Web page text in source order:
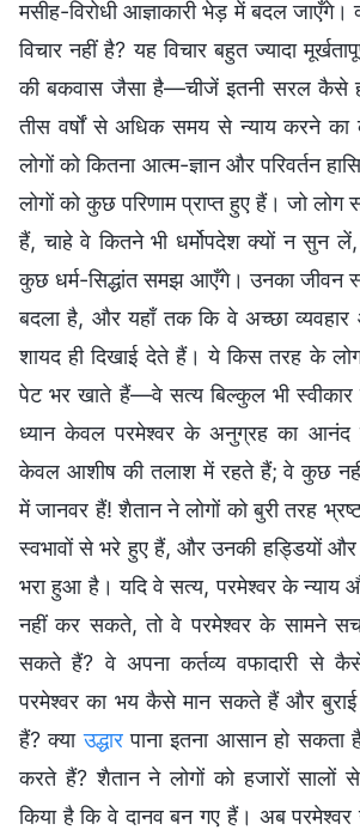
मसीह-विरोधी आज्ञाकारी भेड़ में बदल जाएँगे।
विचार नहीं है? यह विचार बहुत ज्यादा
की बकवास जैसा है—चीजें इतनी सरल कैसे
तीस वर्षों से अधिक समय से न्याय करने
लोगों को कितना आत्म-ज्ञान और परिवर्तन
लोगों को कुछ परिणाम प्राप्त हुए हैं। जो
हैं, चाहे वे कितने भी धर्मोपदेश क्यों न सुन लें,
कुछ धर्म-सिद्धांत समझ आएँगे। उनका जीवन
बदला है, और यहाँ तक कि वे अच्छा
शायद ही दिखाई देते हैं। ये किस तरह के
पेट भर खाते हैं—वे सत्य बिल्कुल भी
ध्यान केवल परमेश्वर के अनुग्रह का आनंद
केवल आशीष की तलाश में रहते हैं; वे कुछ
में जानवर हैं! शैतान ने लोगों को बुरी तरह
स्वभावों से भरे हुए हैं, और उनकी हड्डियों
भरा हुआ है। यदि वे सत्य, परमेश्वर के न्याय
नहीं कर सकते, तो वे परमेश्वर के सामने
सकते हैं? वे अपना कर्तव्य वफादारी से
परमेश्वर का भय कैसे मान सकते हैं और
हैं? क्याउद्धारपाना इतना आसान हो सकता
करते हैं? शैतान ने लोगों को हजारों
किया है कि वे दानव बन गए हैं। अब